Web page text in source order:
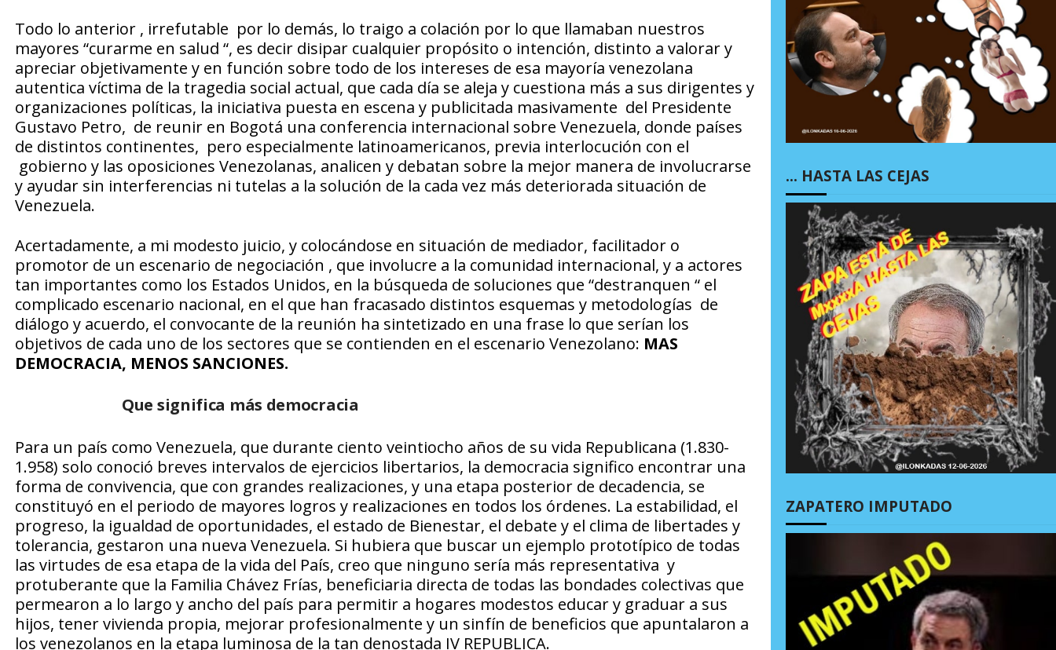
Todo lo anterior , irrefutable por lo demás, lo traigo a colación por lo que llamaban nuestros
mayores “curarme en salud “, es decir disipar cualquier propósito o intención, distinto a valorar y
apreciar objetivamente y en función sobre todo de los intereses de esa mayoría venezolana
autentica víctima de la tragedia social actual, que cada día se aleja y cuestiona más a sus dirigentes y
organizaciones políticas, la iniciativa puesta en escena y publicitada masivamente del Presidente
Gustavo Petro, de reunir en Bogotá una conferencia internacional sobre Venezuela, donde países
de distintos continentes, pero especialmente latinoamericanos, previa interlocución con el
gobierno y las oposiciones Venezolanas, analicen y debatan sobre la mejor manera de involucrarse
y ayudar sin interferencias ni tutelas a la solución de la cada vez más deteriorada situación de
Venezuela.
Acertadamente, a mi modesto juicio, y colocándose en situación de mediador, facilitador o
promotor de un escenario de negociación , que involucre a la comunidad internacional, y a actores
tan importantes como los Estados Unidos, en la búsqueda de soluciones que “destranquen “ el
complicado escenario nacional, en el que han fracasado distintos esquemas y metodologías de
diálogo y acuerdo, el convocante de la reunión ha sintetizado en una frase lo que serían los
objetivos de cada uno de los sectores que se contienden en el escenario Venezolano: MAS
DEMOCRACIA, MENOS SANCIONES.
Que significa más democracia
Para un país como Venezuela, que durante ciento veintiocho años de su vida Republicana (1.830-
1.958) solo conoció breves intervalos de ejercicios libertarios, la democracia significo encontrar una
forma de convivencia, que con grandes realizaciones, y una etapa posterior de decadencia, se
constituyó en el periodo de mayores logros y realizaciones en todos los órdenes. La estabilidad, el
progreso, la igualdad de oportunidades, el estado de Bienestar, el debate y el clima de libertades y
tolerancia, gestaron una nueva Venezuela. Si hubiera que buscar un ejemplo prototípico de todas
las virtudes de esa etapa de la vida del País, creo que ninguno sería más representativa y
protuberante que la Familia Chávez Frías, beneficiaria directa de todas las bondades colectivas que
permearon a lo largo y ancho del país para permitir a hogares modestos educar y graduar a sus
hijos, tener vivienda propia, mejorar profesionalmente y un sinfín de beneficios que apuntalaron a
los venezolanos en la etapa luminosa de la tan denostada IV REPUBLICA.
… HASTA LAS CEJAS
ZAPATERO IMPUTADO